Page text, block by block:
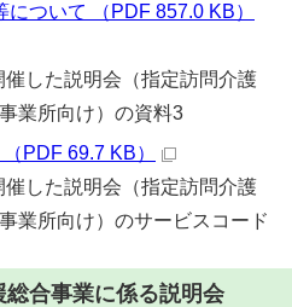
について （PDF 857.0 KB）
した説明会（指定訪問介護
業所向け）の資料3
PDF 69.7 KB）
した説明会（指定訪問介護
業所向け）のサービスコード
合事業に係る説明会